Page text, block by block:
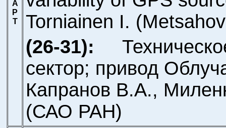
А
Р
Т
Torniainen I.
(26-31):
сектор; привод
Капранов В.А.,
(САО РАН)